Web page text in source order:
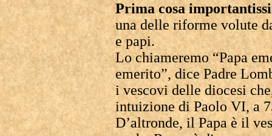
Prima cosa
una delle riforme volute
e papi.
Lo chiameremo “Papa
emerito”, dice Padre
i vescovi delle diocesi
intuizione di Paolo VI, a
D’altronde, il Papa è il